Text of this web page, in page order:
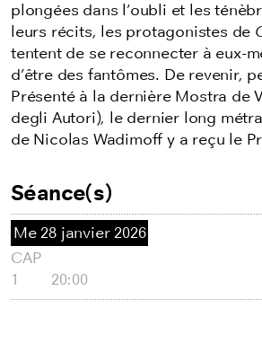
plongées dans l’oubli et les
leurs récits, les protagonistes de
tentent de se reconnecter à eux-
d’être des fantômes. De revenir,
Présenté à la dernière Mostra de
degli Autori), le dernier long
de Nicolas Wadimoff y a reçu le
Séance(s)
Me 28 janvier 2026
CAP
1
20:00